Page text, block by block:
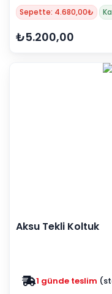
Sepette: 4.680,00₺
₺5.200,00
Aksu Tekli Koltuk
1 günde teslim
Zam yok 2025